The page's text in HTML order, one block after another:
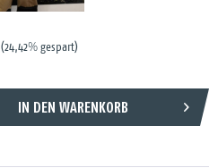
(24,42% gespart)
IN DEN WARENKORB